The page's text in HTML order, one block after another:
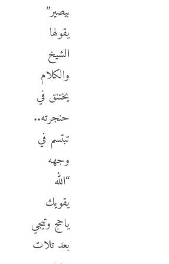
بيصير”
يقولها
الشيخ
والكلام
يختنق في
حنجرته..
تبتسم في
وجهه
“الله
يقويك
ياحج وتيجي
بعد تلات